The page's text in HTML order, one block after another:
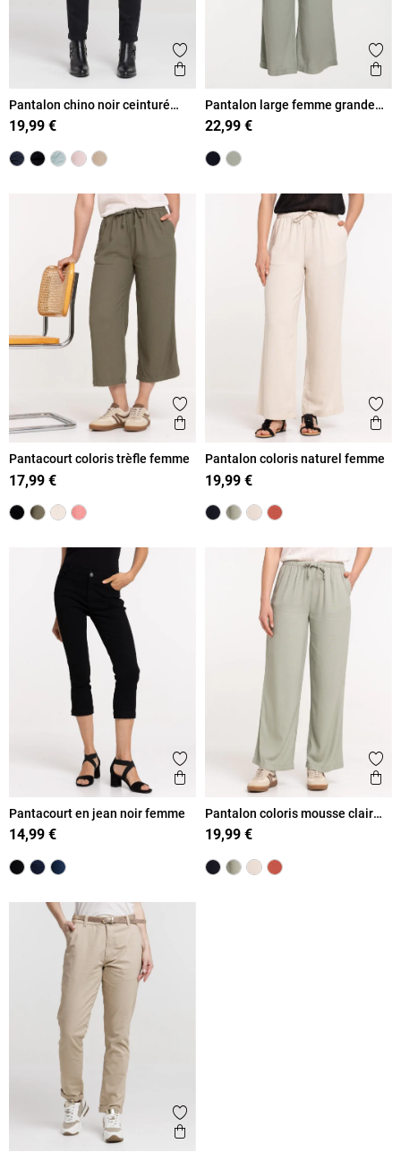
Ajouter aux favoris
Aperçu rapide
Pantalon chino noir ceinturé
femme
19,99 €
Pantalon large femme grande
taille
22,99 €
Ajouter aux favoris
Aperçu rapide
Pantacourt coloris trèfle femme
17,99 €
Pantalon coloris naturel femme
19,99 €
Ajouter aux favoris
Aperçu rapide
Pantacourt en jean noir femme
14,99 €
Pantalon coloris mousse clair
femme
19,99 €
Ajouter aux favoris
Aperçu rapide